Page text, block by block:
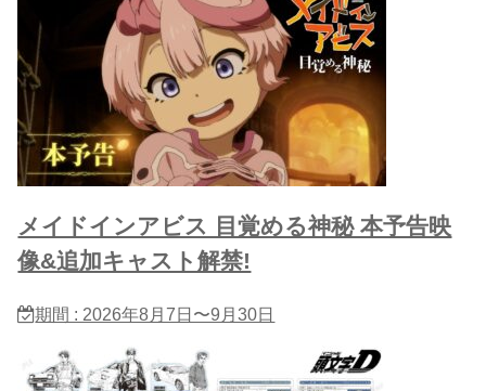
メイドインアビス 目覚める神秘 本予告映
像&追加キャスト解禁!
期間 : 2026年8月7日〜9月30日